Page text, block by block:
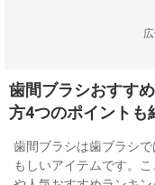
歯間ブラシおすす
方4つのポイントも
歯間ブラシは歯ブラシ
もしいアイテムです。